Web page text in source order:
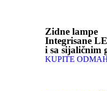
Zidne lampe
Integrisane
i sa sijaličnim
KUPITE